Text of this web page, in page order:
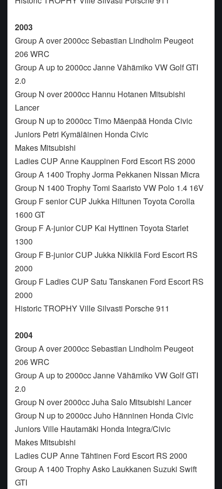
2003
Group A over 2000cc Sebastian Lindholm Peugeot
206 WRC
Group A up to 2000cc Janne Vähämiko VW Golf GTI
2.0
Group N over 2000cc Hannu Hotanen Mitsubishi
Lancer
Group N up to 2000cc Timo Mäenpää Honda Civic
Juniors Petri Kymäläinen Honda Civic
Makes Mitsubishi
Ladies CUP Anne Kauppinen Ford Escort RS 2000
Group A 1400 Trophy Jorma Pekkanen Nissan Micra
Group N 1400 Trophy Tomi Saaristo VW Polo 1.4 16V
Group F senior CUP Jukka Hiltunen Toyota Corolla
1600 GT
Group F A-junior CUP Kai Hyttinen Toyota Starlet
1300
Group F B-junior CUP Jukka Nikkilä Ford Escort RS
2000
Group F Ladies CUP Satu Tanskanen Ford Escort RS
2000
Historic TROPHY Ville Silvasti Porsche 911
2004
Group A over 2000cc Sebastian Lindholm Peugeot
206 WRC
Group A up to 2000cc Janne Vähämiko VW Golf GTI
2.0
Group N over 2000cc Juha Salo Mitsubishi Lancer
Group N up to 2000cc Juho Hänninen Honda Civic
Juniors Ville Hautamäki Honda Integra/Civic
Makes Mitsubishi
Ladies CUP Anne Tähtinen Ford Escort RS 2000
Group A 1400 Trophy Asko Laukkanen Suzuki Swift
GTI